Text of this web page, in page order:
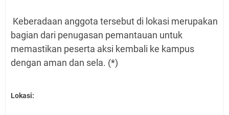
Keberadaan anggota tersebut di lokasi merupakan
bagian dari penugasan pemantauan untuk
memastikan peserta aksi kembali ke kampus
dengan aman dan sela. (*)
Lokasi: